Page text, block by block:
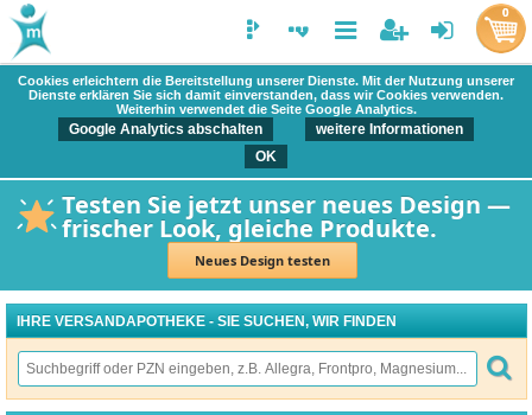
Cookies erleichtern die Bereitstellung unserer Dienste. Mit der Nutzung unserer
Dienste erklären Sie sich damit einverstanden, dass wir Cookies verwenden.
Weiterhin verwendet die Seite Google Analytics.
Google Analytics abschalten
weitere Informationen
OK
Testen Sie jetzt unser neues Design —
frischer Look, gleiche Produkte.
Neues Design testen
0
IHRE VERSANDAPOTHEKE - SIE SUCHEN, WIR FINDEN